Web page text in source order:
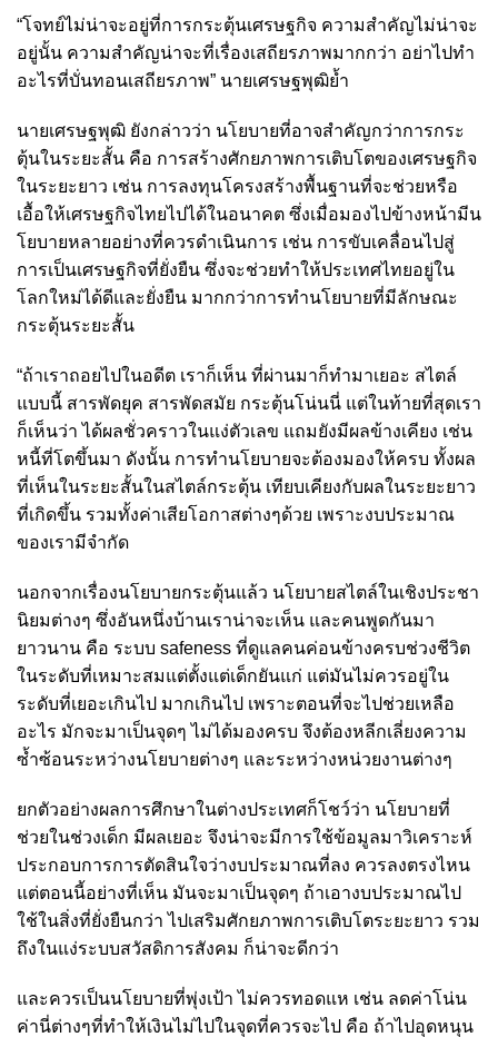
“โจทย์ไม่น่าจะอยู่ที่การกระตุ้นเศรษฐกิจ ความสำคัญไม่น่าจะ
อยู่นั้น ความสำคัญน่าจะที่เรื่องเสถียรภาพมากกว่า อย่าไปทำ
อะไรที่บั่นทอนเสถียรภาพ” นายเศรษฐพุฒิย้ำ
นายเศรษฐพุฒิ ยังกล่าวว่า นโยบายที่อาจสำคัญกว่าการกระ
ตุ้นในระยะสั้น คือ การสร้างศักยภาพการเติบโตของเศรษฐกิจ
ในระยะยาว เช่น การลงทุนโครงสร้างพื้นฐานที่จะช่วยหรือ
เอื้อให้เศรษฐกิจไทยไปได้ในอนาคต ซึ่งเมื่อมองไปข้างหน้ามีน
โยบายหลายอย่างที่ควรดำเนินการ เช่น การขับเคลื่อนไปสู่
การเป็นเศรษฐกิจที่ยั่งยืน ซึ่งจะช่วยทำให้ประเทศไทยอยู่ใน
โลกใหม่ได้ดีและยั่งยืน มากกว่าการทำนโยบายที่มีลักษณะ
กระตุ้นระยะสั้น
“ถ้าเราถอยไปในอดีต เราก็เห็น ที่ผ่านมาก็ทำมาเยอะ สไตล์
แบบนี้ สารพัดยุค สารพัดสมัย กระตุ้นโน่นนี่ แต่ในท้ายที่สุดเรา
ก็เห็นว่า ได้ผลชั่วคราวในแง่ตัวเลข แถมยังมีผลข้างเคียง เช่น
หนี้ที่โตขึ้นมา ดังนั้น การทำนโยบายจะต้องมองให้ครบ ทั้งผล
ที่เห็นในระยะสั้นในสไตล์กระตุ้น เทียบเคียงกับผลในระยะยาว
ที่เกิดขึ้น รวมทั้งค่าเสียโอกาสต่างๆด้วย เพราะงบประมาณ
ของเรามีจำกัด
นอกจากเรื่องนโยบายกระตุ้นแล้ว นโยบายสไตล์ในเชิงประชา
นิยมต่างๆ ซึ่งอันหนึ่งบ้านเราน่าจะเห็น และคนพูดกันมา
ยาวนาน คือ ระบบ safeness ที่ดูแลคนค่อนข้างครบช่วงชีวิต
ในระดับที่เหมาะสมแต่ตั้งแต่เด็กยันแก่ แต่มันไม่ควรอยู่ใน
ระดับที่เยอะเกินไป มากเกินไป เพราะตอนที่จะไปช่วยเหลือ
อะไร มักจะมาเป็นจุดๆ ไม่ได้มองครบ จึงต้องหลีกเลี่ยงความ
ซ้ำซ้อนระหว่างนโยบายต่างๆ และระหว่างหน่วยงานต่างๆ
ยกตัวอย่างผลการศึกษาในต่างประเทศก็โชว์ว่า นโยบายที่
ช่วยในช่วงเด็ก มีผลเยอะ จึงน่าจะมีการใช้ข้อมูลมาวิเคราะห์
ประกอบการการตัดสินใจว่างบประมาณที่ลง ควรลงตรงไหน
แต่ตอนนี้อย่างที่เห็น มันจะมาเป็นจุดๆ ถ้าเอางบประมาณไป
ใช้ในสิ่งที่ยั่งยืนกว่า ไปเสริมศักยภาพการเติบโตระยะยาว รวม
ถึงในแง่ระบบสวัสดิการสังคม ก็น่าจะดีกว่า
และควรเป็นนโยบายที่พุ่งเป้า ไม่ควรทอดแห เช่น ลดค่าโน่น
ค่านี่ต่างๆที่ทำให้เงินไม่ไปในจุดที่ควรจะไป คือ ถ้าไปอุดหนุน